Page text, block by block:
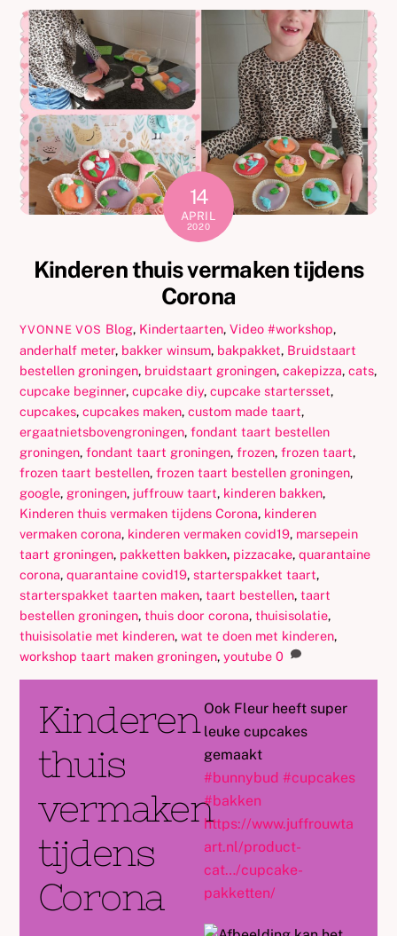
14
APRIL
2020
Kinderen thuis vermaken tijdens
Corona
YVONNE VOS Blog, Kindertaarten, Video #workshop,
anderhalf meter, bakker winsum, bakpakket, Bruidstaart
bestellen groningen, bruidstaart groningen,cakepizza,cats,
cupcake beginner,cupcake diy,cupcake startersset,
cupcakes,cupcakes maken,custom made taart,
ergaatnietsbovengroningen,fondant taart bestellen
groningen,fondant taart groningen,frozen,frozen taart,
frozen taart bestellen,frozen taart bestellen groningen,
google, groningen, juffrouw taart, kinderen bakken,
Kinderen thuis vermaken tijdens Corona, kinderen
vermaken corona, kinderen vermaken covid19, marsepein
taart groningen, pakketten bakken, pizzacake,quarantaine
corona,quarantaine covid19,starterspakket taart,
starterspakket taarten maken,taart bestellen,taart
bestellen groningen,thuis door corona,thuisisolatie,
thuisisolatie met kinderen,wat te doen met kinderen,
workshop taart maken groningen,youtube 0
Kinderen
thuis
vermaken
tijdens
Corona
Ook Fleur heeft super
leuke cupcakes
gemaakt
#bunnybud #cupcakes
#bakken
https://www.juffrouwta
art.nl/product-
cat…/cupcake-
pakketten/